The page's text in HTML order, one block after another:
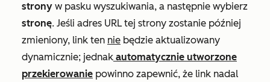
strony w pasku wyszukiwania, a następnie wybierz
stronę. Jeśli adres URL tej strony zostanie później
zmieniony, link ten nie będzie aktualizowany
dynamicznie; jednak automatycznie utworzone
przekierowanie powinno zapewnić, że link nadal